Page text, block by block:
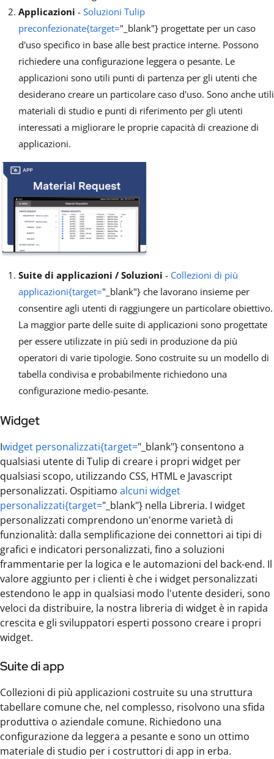
Applicazioni - Soluzioni Tulip
preconfezionate{target="_blank"} progettate per un caso
d'uso specifico in base alle best practice interne. Possono
richiedere una configurazione leggera o pesante. Le
applicazioni sono utili punti di partenza per gli utenti che
desiderano creare un particolare caso d'uso. Sono anche utili
materiali di studio e punti di riferimento per gli utenti
interessati a migliorare le proprie capacità di creazione di
applicazioni.
Suite di applicazioni / Soluzioni - Collezioni di più
applicazioni{target="_blank"} che lavorano insieme per
consentire agli utenti di raggiungere un particolare obiettivo.
La maggior parte delle suite di applicazioni sono progettate
per essere utilizzate in più sedi in produzione da più
operatori di varie tipologie. Sono costruite su un modello di
tabella condivisa e probabilmente richiedono una
configurazione medio-pesante.
Widget
Iwidget personalizzati{target="_blank"} consentono a
qualsiasi utente di Tulip di creare i propri widget per
qualsiasi scopo, utilizzando CSS, HTML e Javascript
personalizzati. Ospitiamo alcuni widget
personalizzati{target="_blank"} nella Libreria. I widget
personalizzati comprendono un'enorme varietà di
funzionalità: dalla semplificazione dei connettori ai tipi di
grafici e indicatori personalizzati, fino a soluzioni
frammentarie per la logica e le automazioni del back-end. Il
valore aggiunto per i clienti è che i widget personalizzati
estendono le app in qualsiasi modo l'utente desideri, sono
veloci da distribuire, la nostra libreria di widget è in rapida
crescita e gli sviluppatori esperti possono creare i propri
widget.
Suite di app
Collezioni di più applicazioni costruite su una struttura
tabellare comune che, nel complesso, risolvono una sfida
produttiva o aziendale comune. Richiedono una
configurazione da leggera a pesante e sono un ottimo
materiale di studio per i costruttori di app in erba.